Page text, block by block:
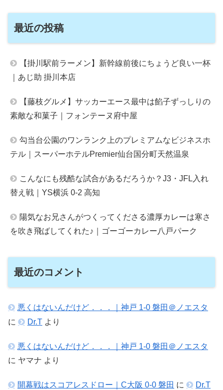
最近の投稿
【掛川駅前ラーメン】新幹線前後にちょうど良い一杯
｜あじ助 掛川本店
【藤枝グルメ】サッカーエース最中は餡子ずっしりの
素敵な和菓子｜フォンテーヌ府中屋
勾当台公園のワンランク上のプレミアムなビジネスホ
テル｜スーパーホテルPremier仙台国分町天然温泉
こんなにも残酷な試合があるだろうか？J3・JFL入れ
替え戦｜YS横浜 0-2 高知
陽気なお兄さんがつくってくださる濃厚カレーは寒さ
を吹き飛ばしてくれた♪｜ゴーゴーカレー八戸パーク
最近のコメント
悪くはないんだけど．．．｜神戸 1-0 磐田＠ノエスタ
に
Dr.T より
悪くはないんだけど．．．｜神戸 1-0 磐田＠ノエスタ
に ヤマナ より
開幕戦はスコアレスドロー｜C大阪 0-0 磐田 に
Dr.T